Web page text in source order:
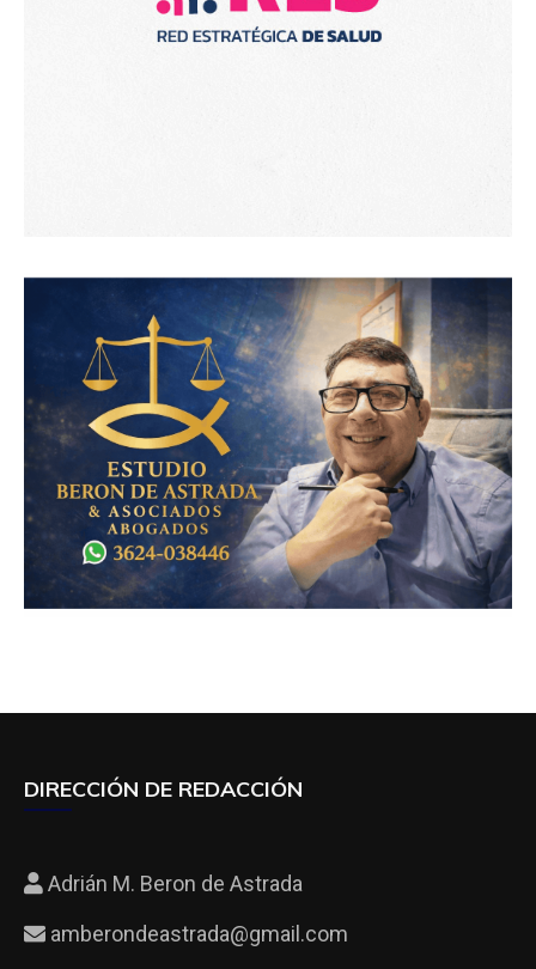
DIRECCIÓN DE REDACCIÓN
Adrián M. Beron de Astrada
amberondeastrada@gmail.com